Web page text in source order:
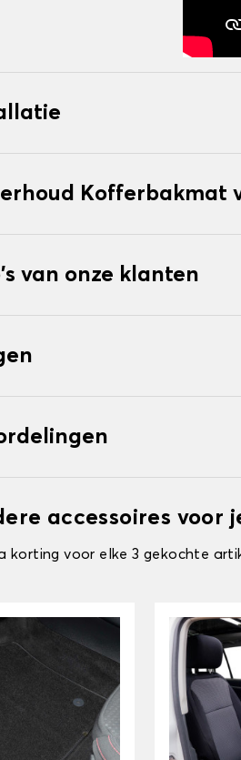
Kofferbakmat
van onze klanten
accessoires voor
korting voor elke 3 gekochte